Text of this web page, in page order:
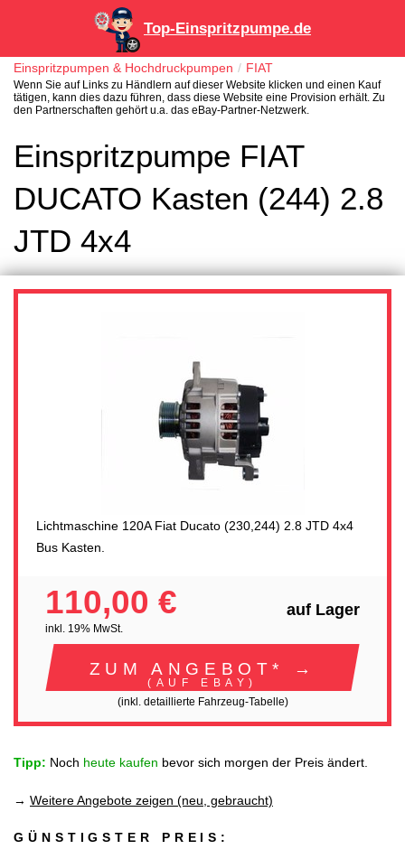
Top-Einspritzpumpe.de
Einspritzpumpen & Hochdruckpumpen FIAT
Wenn Sie auf Links zu Händlern auf dieser Website klicken und einen Kauf
tätigen, kann dies dazu führen, dass diese Website eine Provision erhält. Zu
den Partnerschaften gehört u.a. das eBay-Partner-Netzwerk.
Einspritzpumpe FIAT
DUCATO Kasten (244) 2.8
JTD 4x4
Lichtmaschine 120A Fiat Ducato (230,244) 2.8 JTD 4x4
Bus Kasten.
110,00 €
inkl. 19% MwSt.
auf Lager
ZUM ANGEBOT* →
(AUF EBAY)
(inkl. detaillierte Fahrzeug-Tabelle)
Tipp: Noch heute kaufen bevor sich morgen der Preis ändert.
→ Weitere Angebote zeigen (neu, gebraucht)
GÜNSTIGSTER PREIS: